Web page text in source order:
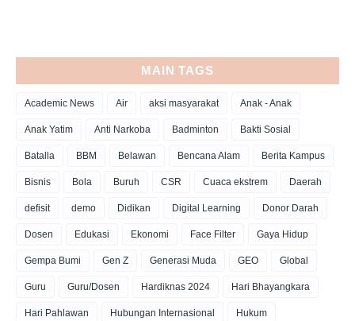
MAIN TAGS
Academic News Air aksi masyarakat Anak - Anak
Anak Yatim Anti Narkoba Badminton Bakti Sosial
Batalla BBM Belawan Bencana Alam Berita Kampus
Bisnis Bola Buruh CSR Cuaca ekstrem Daerah
defisit demo Didikan Digital Learning Donor Darah
Dosen Edukasi Ekonomi Face Filter Gaya Hidup
Gempa Bumi Gen Z Generasi Muda GEO Global
Guru Guru/Dosen Hardiknas 2024 Hari Bhayangkara
Hari Pahlawan Hubungan Internasional Hukum